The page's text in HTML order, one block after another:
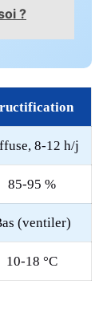
?
8-12 h/j
85-95 %
(ventiler)
10-18 °C